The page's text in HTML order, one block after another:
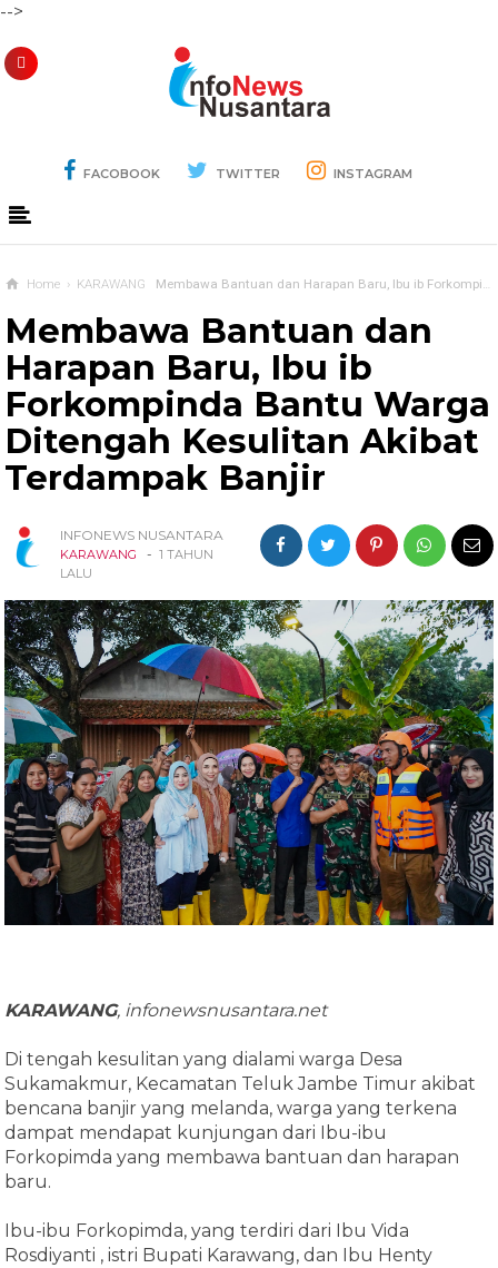
-->
FACOBOOK TWITTER INSTAGRAM
Home › KARAWANG Membawa Bantuan dan Harapan Baru, Ibu ib Forkompinda Bantu Warga Ditengah Kesulitan Akibat Terdampak Banjir
Membawa Bantuan dan
Harapan Baru, Ibu ib
Forkompinda Bantu Warga
Ditengah Kesulitan Akibat
Terdampak Banjir
INFONEWS NUSANTARA
KARAWANG - 1 TAHUN
LALU
KARAWANG, infonewsnusantara.net
Di tengah kesulitan yang dialami warga Desa
Sukamakmur, Kecamatan Teluk Jambe Timur akibat
bencana banjir yang melanda, warga yang terkena
dampat mendapat kunjungan dari Ibu-ibu
Forkopimda yang membawa bantuan dan harapan
baru.
Ibu-ibu Forkopimda, yang terdiri dari Ibu Vida
Rosdiyanti , istri Bupati Karawang, dan Ibu Henty